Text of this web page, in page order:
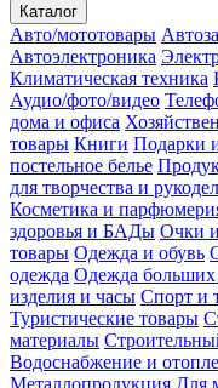
Каталог
Авто/мототовары
Автоэлектроника
Климатическая техника
Аудио/фото/видео
дома и офиса
товары Книги Подарки
постельное белье
для творчества и
Косметика и
здоровья и БАДы Очки
товары Одежда и обувь
одежда Одежда больших
изделия и часы Спорт и
Туристические товары
материалы
Водоснабжение и
Металлопродукция Для